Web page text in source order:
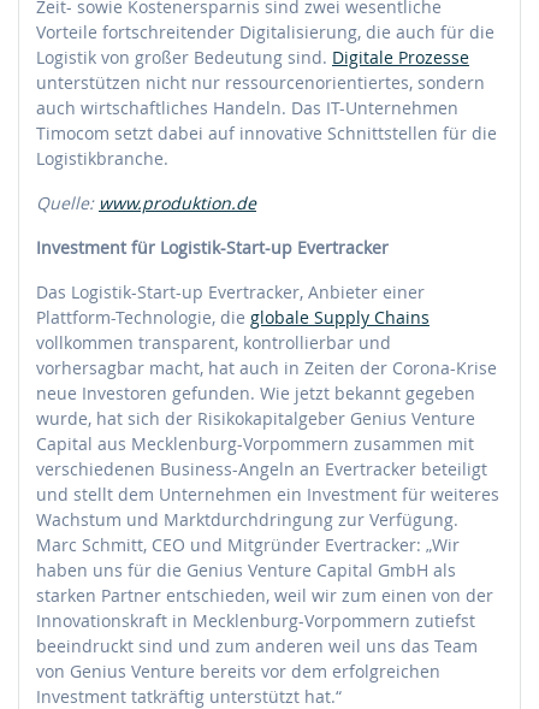
Zeit- sowie Kostenersparnis sind zwei wesentliche
Vorteile fortschreitender Digitalisierung, die auch für die
Logistik von großer Bedeutung sind. Digitale Prozesse
unterstützen nicht nur ressourcenorientiertes, sondern
auch wirtschaftliches Handeln. Das IT-Unternehmen
Timocom setzt dabei auf innovative Schnittstellen für die
Logistikbranche.
Quelle: www.produktion.de
Investment für Logistik-Start-up Evertracker
Das Logistik-Start-up Evertracker, Anbieter einer
Plattform-Technologie, die globale Supply Chains
vollkommen transparent, kontrollierbar und
vorhersagbar macht, hat auch in Zeiten der Corona-Krise
neue Investoren gefunden. Wie jetzt bekannt gegeben
wurde, hat sich der Risikokapitalgeber Genius Venture
Capital aus Mecklenburg-Vorpommern zusammen mit
verschiedenen Business-Angeln an Evertracker beteiligt
und stellt dem Unternehmen ein Investment für weiteres
Wachstum und Marktdurchdringung zur Verfügung.
Marc Schmitt, CEO und Mitgründer Evertracker: „Wir
haben uns für die Genius Venture Capital GmbH als
starken Partner entschieden, weil wir zum einen von der
Innovationskraft in Mecklenburg-Vorpommern zutiefst
beeindruckt sind und zum anderen weil uns das Team
von Genius Venture bereits vor dem erfolgreichen
Investment tatkräftig unterstützt hat.“